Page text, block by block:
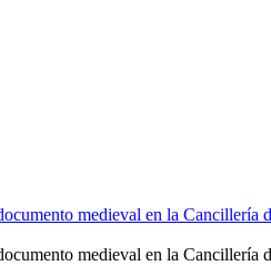
medieval en la Cancillería
medieval en la Cancillería